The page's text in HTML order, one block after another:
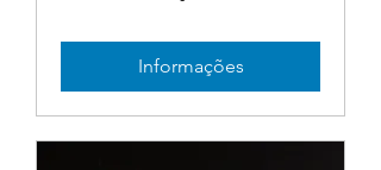
Informações